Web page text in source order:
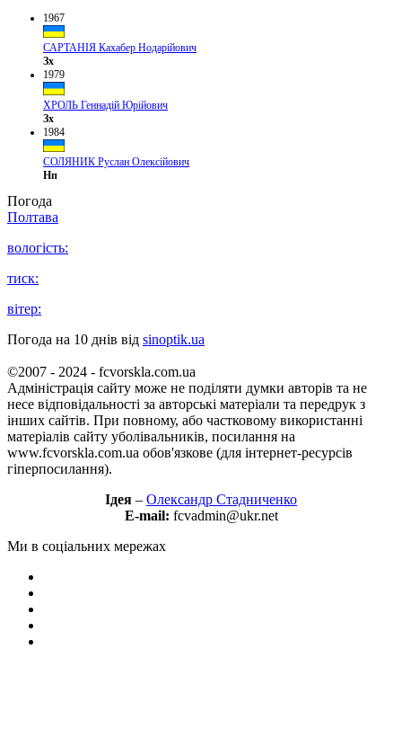
1967
САРТАНІЯ Кахабер Нодарійович
Зх
1979
ХРОЛЬ Геннадій Юрійович
Зх
1984
СОЛЯНИК Руслан Олексійович
Нп
Погода
Полтава
вологість:
тиск:
вітер:
Погода на 10 днів від sinoptik.ua
©2007 - 2024 - fcvorskla.com.ua
Адміністрація сайту може не поділяти думки авторів та не
несе відповідальності за авторські матеріали та передрук з
інших сайтів. При повному, або частковому використанні
матеріалів сайту уболівальників, посилання на
www.fcvorskla.com.ua обов'язкове (для інтернет-ресурсів
гіперпосилання).
Ідея – Олександр Стадниченко
E-mail: fcvadmin@ukr.net
Ми в соціальних мережах